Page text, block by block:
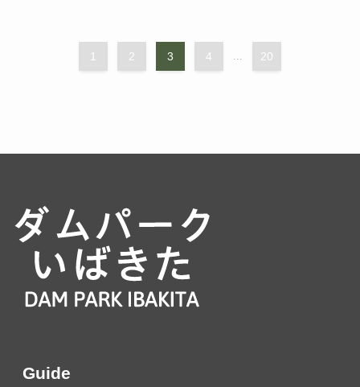
1 2 3 4 ... 20
Guide